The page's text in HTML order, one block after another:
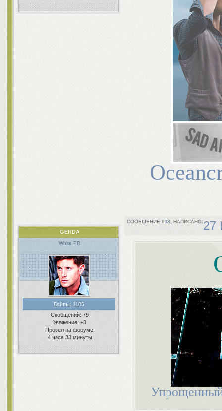
13 27
GERDA
White PR
Вайпы: 1105
Сообщений: 79
Уважение: +3
Провел на форуме:
4 часа 33 минуты